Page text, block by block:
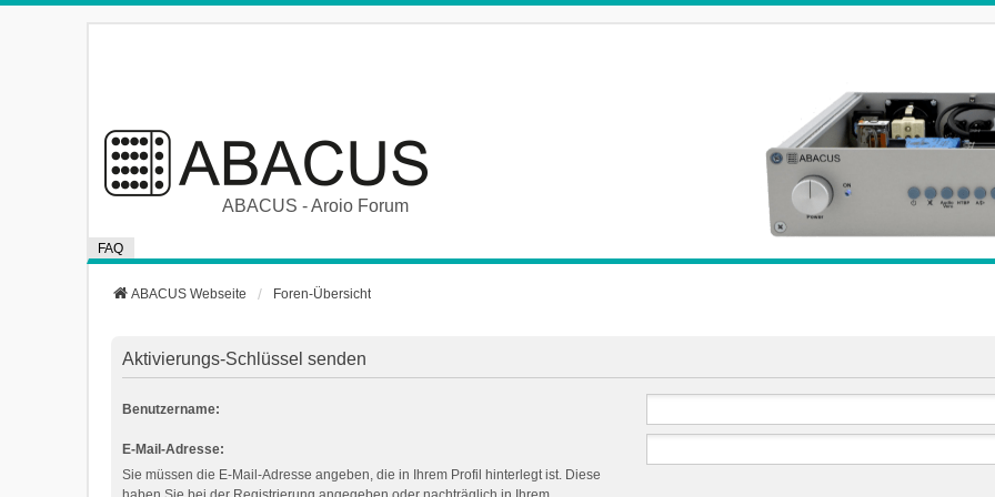
ABACUS - Aroio Forum
FAQ
ABACUS Webseite Foren-Übersicht
Aktivierungs-Schlüssel senden
Benutzername:
E-Mail-Adresse:
Sie müssen die E-Mail-Adresse angeben, die in Ihrem Profil hinterlegt ist. Diese